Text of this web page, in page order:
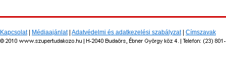
Kapcsolat| Médiaajánlat| Adatvédelmi és adatkezelési szabályzat| Címszavak